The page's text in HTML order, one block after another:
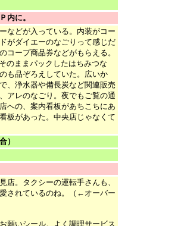
内に。
などが入っている。内装がコー
がダイエーのなごりって感じだ
コープ商品券などがもらえる。
のままパックしたはちみつな
も品ぞろえしていた。広いか
、浄水器や備長炭など関連販売
アレのなごり。夜でもご覧の通
への、案内看板があちこちにあ
板があった。中央店じゃなくて
）
店。タクシーの運転手さんも、
されているのね。（←オーバー
願いシール。よく調理サービス